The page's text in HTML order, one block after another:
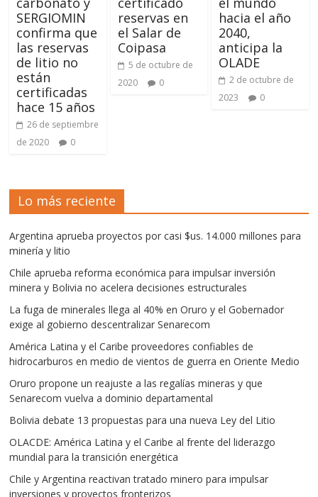
SERGIOMIN
confirma que
las reservas
de litio no
están
certificadas
hace 15 años
26 de septiembre
de 2020
0
reservas en
el Salar de
Coipasa
5 de octubre de
2020
0
hacia el año
2040,
anticipa la
OLADE
2 de octubre de
2023
0
Lo más reciente
Argentina aprueba proyectos por casi $us. 14.000 millones para
minería y litio
Chile aprueba reforma económica para impulsar inversión
minera y Bolivia no acelera decisiones estructurales
La fuga de minerales llega al 40% en Oruro y el Gobernador
exige al gobierno descentralizar Senarecom
América Latina y el Caribe proveedores confiables de
hidrocarburos en medio de vientos de guerra en Oriente Medio
Oruro propone un reajuste a las regalías mineras y que
Senarecom vuelva a dominio departamental
Bolivia debate 13 propuestas para una nueva Ley del Litio
OLACDE: América Latina y el Caribe al frente del liderazgo
mundial para la transición energética
Chile y Argentina reactivan tratado minero para impulsar
inversiones y proyectos fronterizos